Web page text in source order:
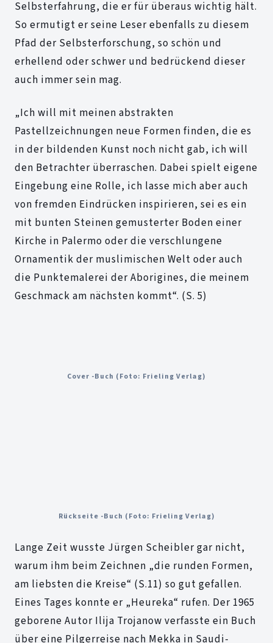
Selbsterfahrung, die er für überaus wichtig hält.
So ermutigt er seine Leser ebenfalls zu diesem
Pfad der Selbsterforschung, so schön und
erhellend oder schwer und bedrückend dieser
auch immer sein mag.
„Ich will mit meinen abstrakten
Pastellzeichnungen neue Formen finden, die es
in der bildenden Kunst noch nicht gab, ich will
den Betrachter überraschen. Dabei spielt eigene
Eingebung eine Rolle, ich lasse mich aber auch
von fremden Eindrücken inspirieren, sei es ein
mit bunten Steinen gemusterter Boden einer
Kirche in Palermo oder die verschlungene
Ornamentik der muslimischen Welt oder auch
die Punktemalerei der Aborigines, die meinem
Geschmack am nächsten kommt“. (S. 5)
Cover -Buch (Foto: Frieling Verlag)
Rückseite -Buch (Foto: Frieling Verlag)
Lange Zeit wusste Jürgen Scheibler gar nicht,
warum ihm beim Zeichnen „die runden Formen,
am liebsten die Kreise“ (S.11) so gut gefallen.
Eines Tages konnte er „Heureka“ rufen. Der 1965
geborene Autor Ilija Trojanow verfasste ein Buch
über eine Pilgerreise nach Mekka in Saudi-